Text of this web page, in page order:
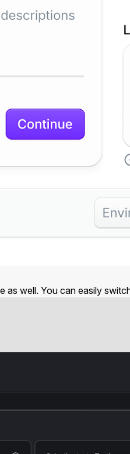
well. You can easily